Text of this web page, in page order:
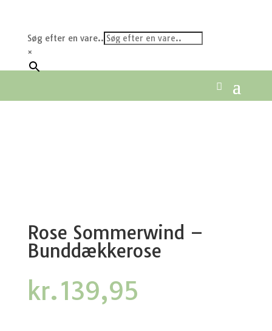
Søg efter en vare..
×
Rose Sommerwind –
Bunddækkerose
kr.139,95